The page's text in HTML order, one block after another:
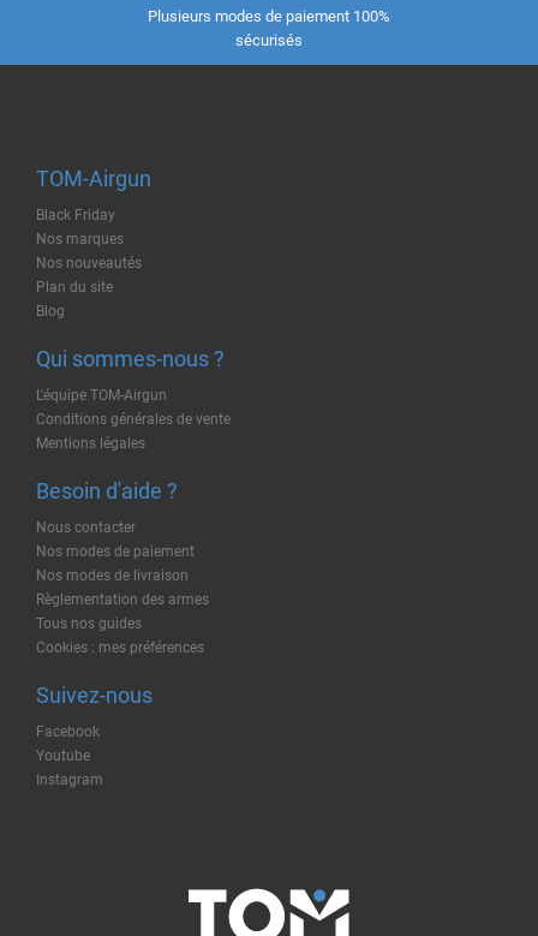
Plusieurs modes de paiement 100%
sécurisés
TOM-Airgun
Black Friday
Nos marques
Nos nouveautés
Plan du site
Blog
Qui sommes-nous ?
L'équipe TOM-Airgun
Conditions générales de vente
Mentions légales
Besoin d'aide ?
Nous contacter
Nos modes de paiement
Nos modes de livraison
Règlementation des armes
Tous nos guides
Cookies : mes préférences
Suivez-nous
Facebook
Youtube
Instagram